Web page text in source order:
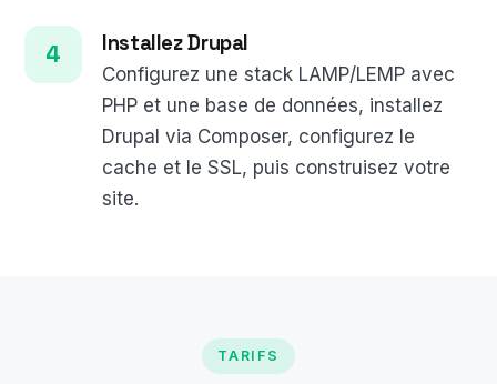
Installez Drupal
Configurez une stack LAMP/LEMP avec
PHP et une base de données, installez
Drupal via Composer, configurez le
cache et le SSL, puis construisez votre
site.
TARIFS